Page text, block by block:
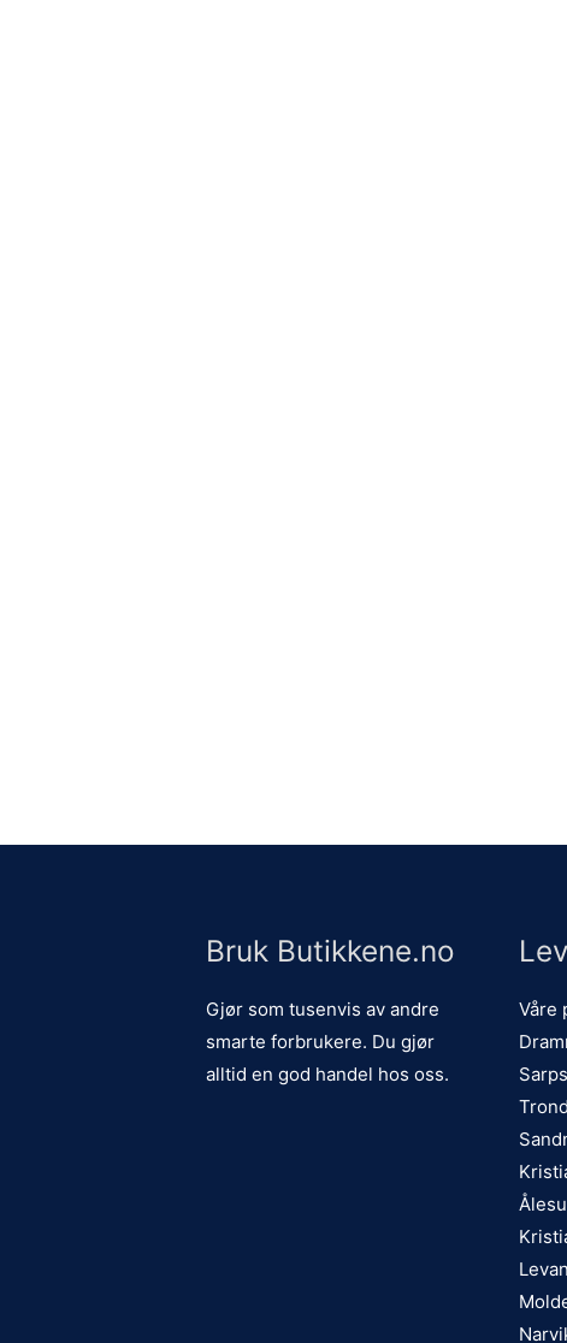
Bruk Butikkene.no
Gjør som tusenvis av andre
smarte forbrukere. Du gjør
alltid en god handel hos oss.
Våre